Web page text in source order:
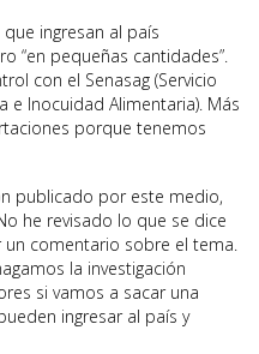
ingresan al país
“en pequeñas cantidades”.
con el Senasag (Servicio
e Inocuidad Alimentaria). Más
porque tenemos
publicado por este medio,
he revisado lo que se dice
comentario sobre el tema.
la investigación
si vamos a sacar una
ingresar al país y